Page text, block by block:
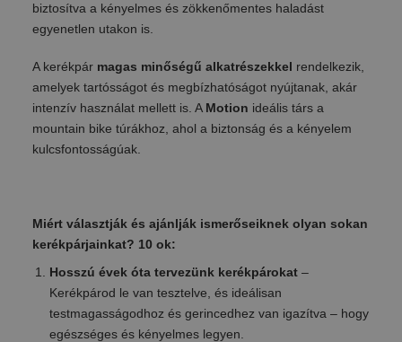
biztosítva a kényelmes és zökkenőmentes haladást
egyenetlen utakon is.
A kerékpár magas minőségű alkatrészekkel rendelkezik,
amelyek tartósságot és megbízhatóságot nyújtanak, akár
intenzív használat mellett is. A Motion ideális társ a
mountain bike túrákhoz, ahol a biztonság és a kényelem
kulcsfontosságúak.
Miért választják és ajánlják ismerőseiknek olyan sokan
kerékpárjainkat? 10 ok:
Hosszú évek óta tervezünk kerékpárokat –
Kerékpárod le van tesztelve, és ideálisan
testmagasságodhoz és gerincedhez van igazítva – hogy
egészséges és kényelmes legyen.